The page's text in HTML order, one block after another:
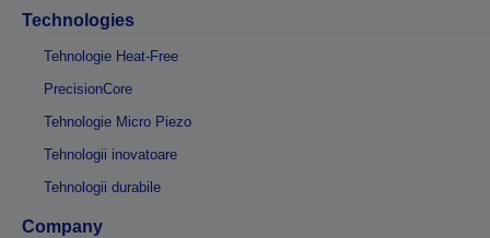
Technologies
Tehnologie Heat-Free
PrecisionCore
Tehnologie Micro Piezo
Tehnologii inovatoare
Tehnologii durabile
Company